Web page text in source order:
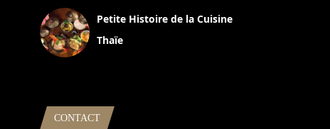
Petite Histoire de la Cuisine
Thaïe
CONTACT